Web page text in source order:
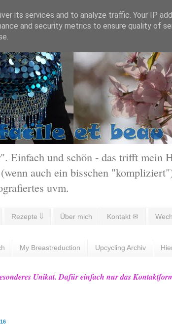
Einfach und schön - das trifft mein
auch ein bisschen
uvm.
Rezepte ⇓ Über mich Kontakt ✉
My Breastreduction Upcycling Archiv
Unikat. Dafür einfach nur das
its services and to analyze traffic. Your IP
and security metrics to ensure quality of